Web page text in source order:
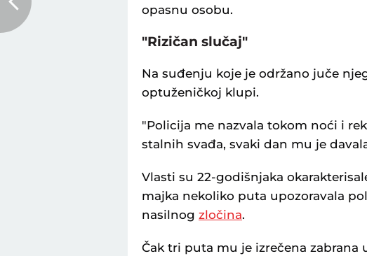
opasnu osobu.
"Rizičan slučaj"
Na suđenju koje je održano juče
optuženičkoj klupi.
"Policija me nazvala tokom noći i
stalnih svađa, svaki dan mu je
Vlasti su 22-godišnjaka
majka nekoliko puta upozoravala
nasilnog zločina.
Čak tri puta mu je izrečena zabrana